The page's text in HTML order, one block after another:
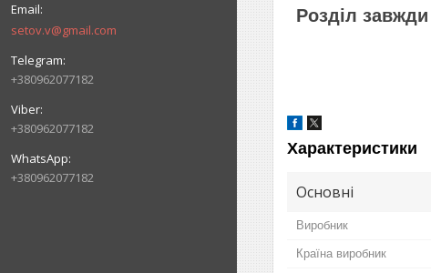
setov.v@gmail.com
+380962077182
+380962077182
+380962077182
Розділ
Характеристики
Основні
Виробник
Країна виробник